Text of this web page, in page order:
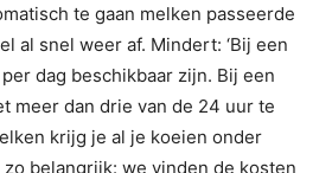
te gaan melken passeerde
al snel weer af. Mindert: ‘Bij een
dag beschikbaar zijn. Bij een
meer dan drie van de 24 uur te
krijg je al je koeien onder
belangrijk: we vinden de kosten